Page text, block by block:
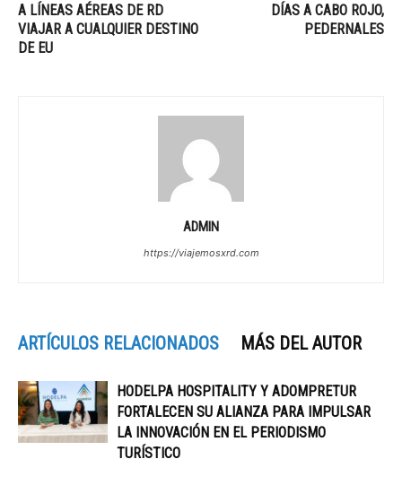
A LÍNEAS AÉREAS DE RD
VIAJAR A CUALQUIER DESTINO
DE EU
DÍAS A CABO ROJO,
PEDERNALES
ADMIN
https://viajemosxrd.com
ARTÍCULOS RELACIONADOS MÁS DEL AUTOR
HODELPA HOSPITALITY Y ADOMPRETUR
FORTALECEN SU ALIANZA PARA IMPULSAR
LA INNOVACIÓN EN EL PERIODISMO
TURÍSTICO